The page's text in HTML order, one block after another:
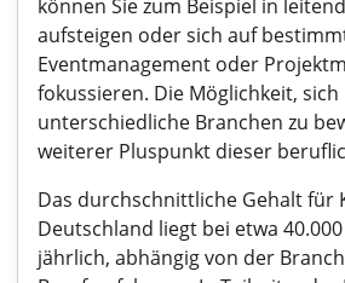
können Sie zum Beispiel in
aufsteigen oder sich auf
Eventmanagement oder
fokussieren. Die Möglichkeit, sich
unterschiedliche Branchen zu
weiterer Pluspunkt dieser
Das durchschnittliche Gehalt für
Deutschland liegt bei etwa
jährlich, abhängig von der